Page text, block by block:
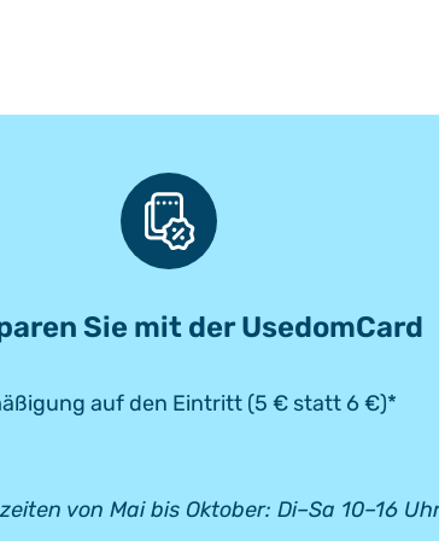
Sie mit der UsedomCard
auf den Eintritt (5 € statt 6 €)*
von Mai bis Oktober: Di–Sa 10–16